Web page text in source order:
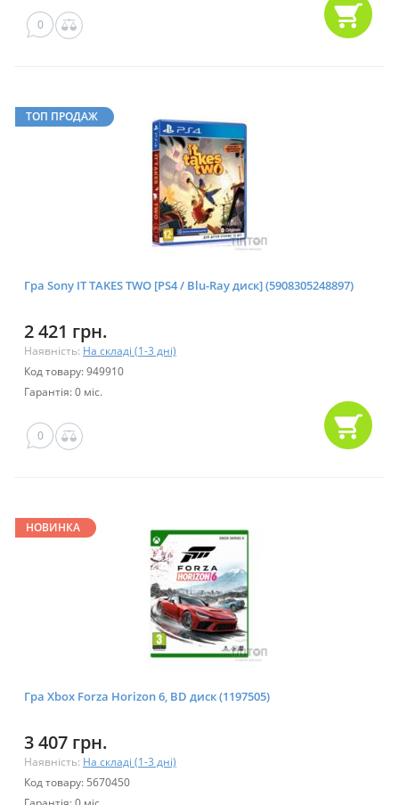
0
ТОП ПРОДАЖ
Гра Sony IT TAKES TWO [PS4 / Blu-Ray диск] (5908305248897)
2 421 грн.
Наявність: На складі (1-3 дні)
Код товару: 949910
Гарантія: 0 міс.
0
НОВИНКА
Гра Xbox Forza Horizon 6, BD диск (1197505)
3 407 грн.
Наявність: На складі (1-3 дні)
Код товару: 5670450